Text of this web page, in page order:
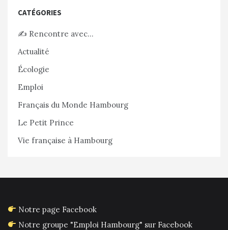
CATÉGORIES
✍️ Rencontre avec…
Actualité
Écologie
Emploi
Français du Monde Hambourg
Le Petit Prince
Vie française à Hambourg
Notre page Facebook
Notre groupe "Emploi Hambourg" sur Facebook